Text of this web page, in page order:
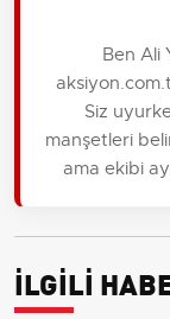
Ben Ali
Siz
manşetleri
ama ekibi
İLGİLİ